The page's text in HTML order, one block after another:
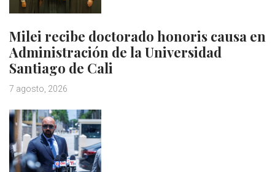
Milei recibe doctorado honoris causa en
Administración de la Universidad
Santiago de Cali
7 agosto, 2026